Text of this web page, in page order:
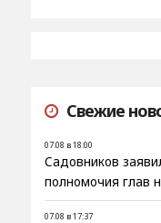
Свежие
07.08 в 18:00
Садовников
полномочия глав
07.08 в 17:37